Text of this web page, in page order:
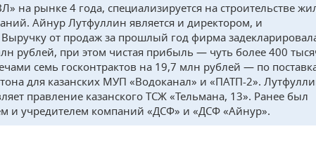
на рынке 4 года, специализируется на строительстве
Айнур Лутфуллин является и директором, и
от продаж за прошлый год фирма
рублей, при этом чистая прибыль — чуть более 400
семь госконтрактов на 19,7 млн рублей — по
для казанских МУП «Водоканал» и «ПАТП-2».
правление казанского ТСЖ «Тельмана, 13». Ранее был
и учредителем компаний «ДСФ» и «ДСФ «Айнур».